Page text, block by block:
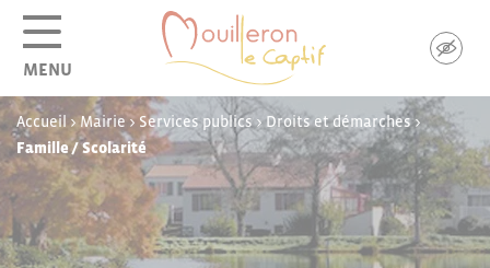
MENU
Accueil >Mairie> Services publics>Droits et démarches>
Famille / Scolarité
Panneau de gestion des cookies